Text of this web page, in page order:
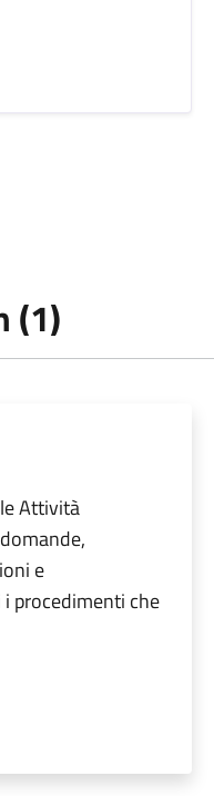
(1)
Attività
e
procedimenti che